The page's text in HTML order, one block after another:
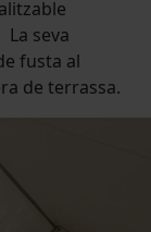
seva
fusta al
de terrassa.